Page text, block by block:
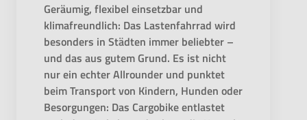
Geräumig, flexibel einsetzbar und
klimafreundlich: Das Lastenfahrrad wird
besonders in Städten immer beliebter –
und das aus gutem Grund. Es ist nicht
nur ein echter Allrounder und punktet
beim Transport von Kindern, Hunden oder
Besorgungen: Das Cargobike entlastet